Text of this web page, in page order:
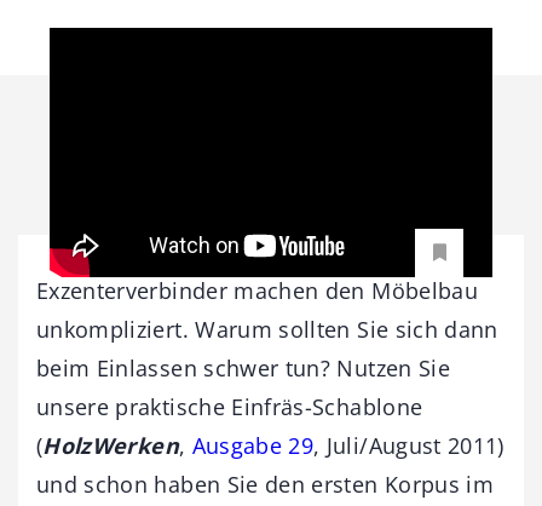
Exzenterverbinder machen den Möbelbau
unkompliziert. Warum sollten Sie sich dann
beim Einlassen schwer tun? Nutzen Sie
unsere praktische Einfräs-Schablone
(HolzWerken, Ausgabe 29, Juli/August 2011)
und schon haben Sie den ersten Korpus im